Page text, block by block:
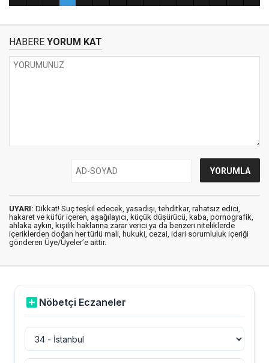
HABERE YORUM KAT
UYARI: Dikkat! Suç teşkil edecek, yasadışı, tehditkar, rahatsız edici,
hakaret ve küfür içeren, aşağılayıcı, küçük düşürücü, kaba, pornografik,
ahlaka aykırı, kişilik haklarına zarar verici ya da benzeri niteliklerde
içeriklerden doğan her türlü mali, hukuki, cezai, idari sorumluluk içeriği
gönderen Üye/Üyeler’e aittir.